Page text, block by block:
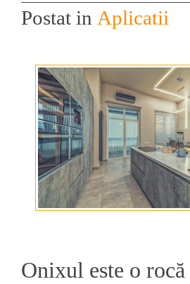
Postat in Aplicatii
Onixul este o